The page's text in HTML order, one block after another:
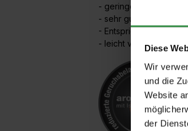
Diese
Wir
und die
Website
der
- geringe
- sehr gute
- Entspricht EN 71-3
- leicht verarbeitbar